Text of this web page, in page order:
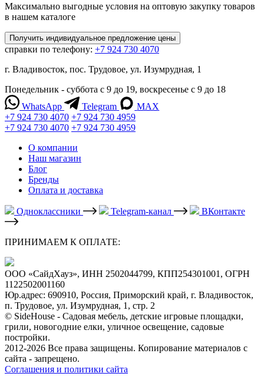
Максимально выгодные условия на оптовую закупку товаров
в нашем каталоге
Получить индивидуальное предложение цены
справки по телефону: +7 924 730 4070
г. Владивосток, пос. Трудовое, ул. Изумрудная, 1
Понедельник - суббота с 9 до 19, воскресенье с 9 до 18
WhatsApp
Telegram
MAX
+7 924 730 4070 +7 924 730 4959
+7 924 730 4070 +7 924 730 4959
О компании
Наш магазин
Блог
Бренды
Оплата и доставка
Одноклассники Telegram-канал ВКонтакте
ПРИНИМАЕМ К ОПЛАТЕ:
ООО «СайдХауз», ИНН 2502044799, КПП254301001, ОГРН
1122502001160
Юр.адрес: 690910, Россия, Приморский край, г. Владивосток,
п. Трудовое, ул. Изумрудная, 1, стр. 2
© SideHouse - Садовая мебель, детские игровые площадки,
грили, новогодние елки, уличное освещение, садовые
постройки.
2012-2026 Все права защищены. Копирование материалов с
сайта - запрещено.
Соглашения и политики сайта